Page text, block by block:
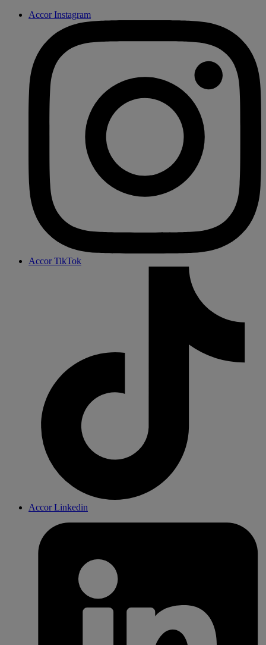
Accor Instagram
Accor TikTok
Accor Linkedin